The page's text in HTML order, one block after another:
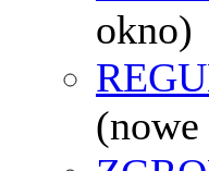
okno)